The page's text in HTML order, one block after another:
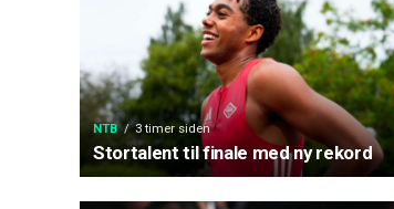
NTB 3 timer siden
Stortalent til finale med ny rekord